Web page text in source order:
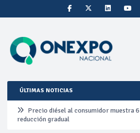
ÚLTIMAS NOTICIAS
Precio diésel al consumidor muestra 6
reducción gradual